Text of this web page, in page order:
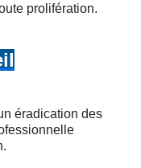
prolifération.
éradication des